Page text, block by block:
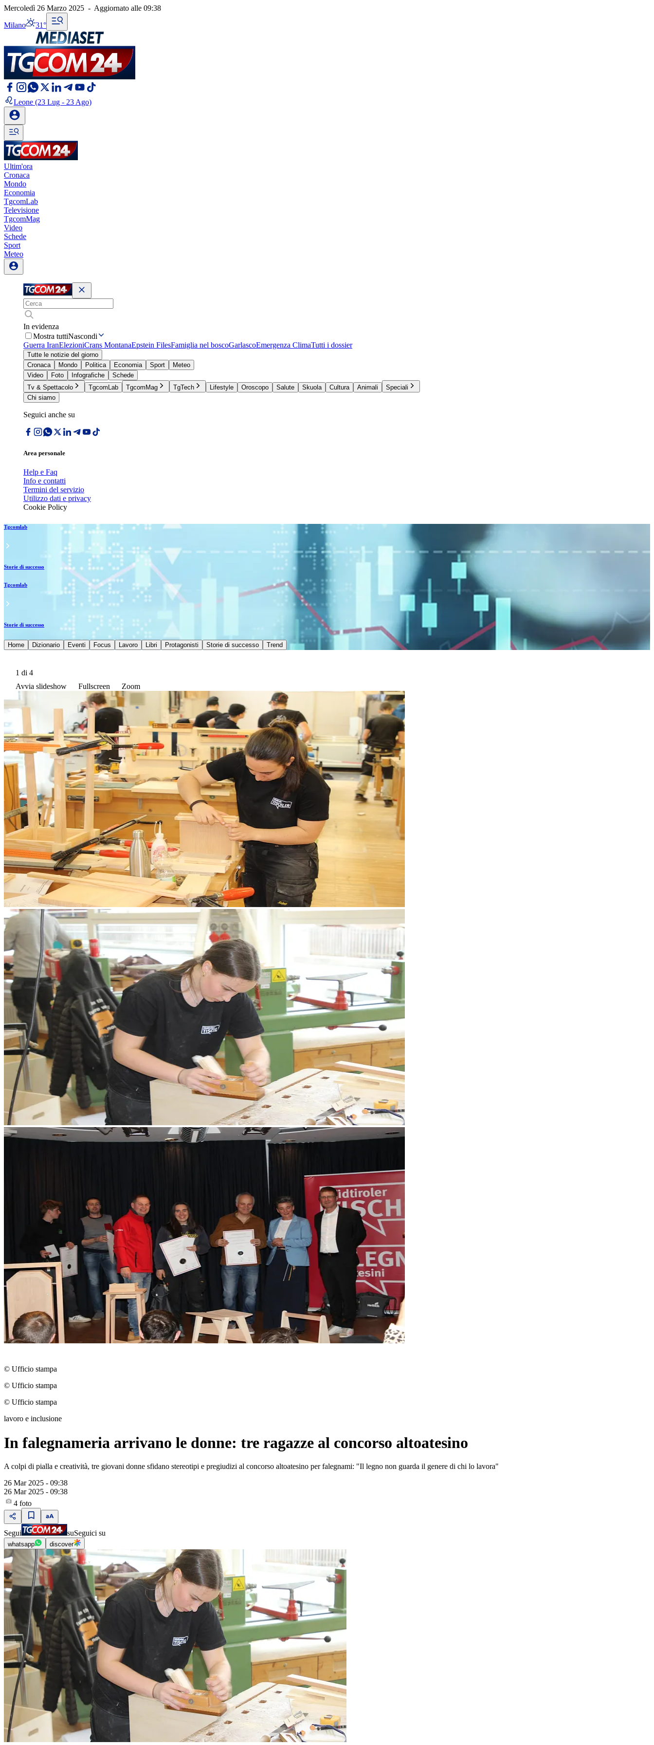
Mercoledì 26 Marzo 2025 - Aggiornato alle 09:38
Milano 31°
Leone (23 Lug - 23 Ago)
Ultim'ora
Cronaca
Mondo
Economia
TgcomLab
Televisione
TgcomMag
Video
Schede
Sport
Meteo
In evidenza
Mostra tuttiNascondi
Guerra IranElezioniCrans MontanaEpstein FilesFamiglia nel boscoGarlascoEmergenza ClimaTutti i dossier
Tutte le notizie del giorno
Cronaca
Mondo Politica Economia Sport
Meteo
Video
Foto Infografiche
Schede
Tv & Spettacolo
TgcomLab TgcomMag TgTech Lifestyle Oroscopo Salute Skuola Cultura Animali
Speciali
Chi siamo
Seguici anche su
Area personale
Help e Faq
Info e contatti
Termini del servizio
Utilizzo dati e privacy
Cookie Policy
Tgcomlab
Storie di successo
Tgcomlab
Storie di successo
Home Dizionario Eventi Focus Lavoro Libri Protagonisti Storie di successo Trend
1 di 4
Avvia slideshow
Fullscreen Zoom
© Ufficio stampa
© Ufficio stampa
© Ufficio stampa
lavoro e inclusione
In falegnameria arrivano le donne: tre ragazze al concorso altoatesino
A colpi di pialla e creatività, tre giovani donne sfidano stereotipi e pregiudizi al concorso altoatesino per falegnami: "Il legno non guarda il genere di chi lo lavora"
26 Mar 2025 - 09:38
26 Mar 2025 - 09:38
4 foto
Segui suSeguici su
whatsapp discover